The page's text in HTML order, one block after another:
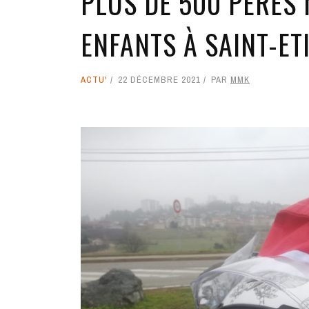
ENFANTS À SAINT-
ACTU' 22 DÉCEMBRE 2021 PAR MMK